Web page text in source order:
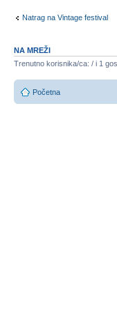
Natrag na Vintage festival
NA MREŽI
Trenutno korisnika/ca: / i 1
Početna